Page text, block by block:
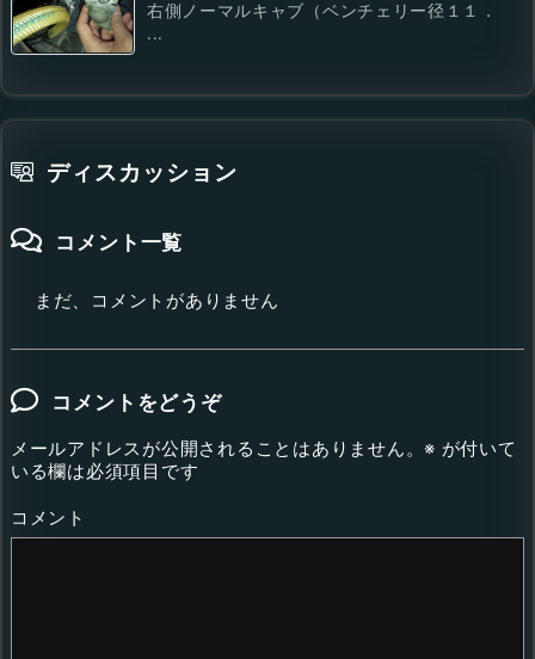
右側ノーマルキャブ（ベンチェリー径１１．
...
ディスカッション
コメント一覧
まだ、コメントがありません
コメントをどうぞ
メールアドレスが公開されることはありません。 ※ が付いて
いる欄は必須項目です
コメント